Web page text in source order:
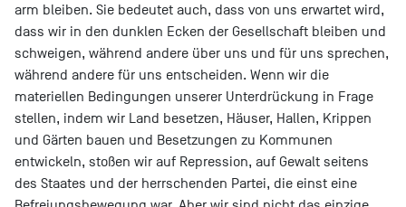
arm bleiben. Sie bedeutet auch, dass von uns erwartet wird,
dass wir in den dunklen Ecken der Gesellschaft bleiben und
schweigen, während andere über uns und für uns sprechen,
während andere für uns entscheiden. Wenn wir die
materiellen Bedingungen unserer Unterdrückung in Frage
stellen, indem wir Land besetzen, Häuser, Hallen, Krippen
und Gärten bauen und Besetzungen zu Kommunen
entwickeln, stoßen wir auf Repression, auf Gewalt seitens
des Staates und der herrschenden Partei, die einst eine